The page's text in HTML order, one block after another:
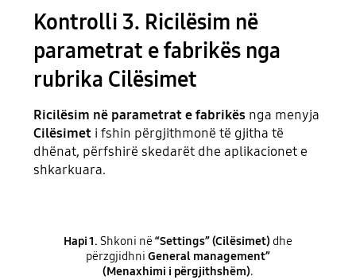
Kontrolli 3. Ricilësim në
parametrat e fabrikës nga
rubrika Cilësimet
Ricilësim në parametrat e fabrikës nga menyja
Cilësimet i fshin përgjithmonë të gjitha të
dhënat, përfshirë skedarët dhe aplikacionet e
shkarkuara.
Hapi 1. Shkoni në“Settings” (Cilësimet)dhe
përzgjidhni General management”
(Menaxhimi i përgjithshëm).